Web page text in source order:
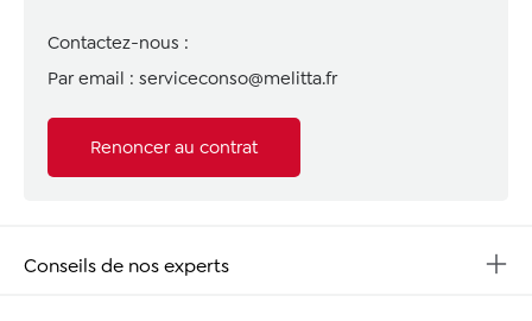
Contactez-nous :
Par email : serviceconso@melitta.fr
Renoncer au contrat
Conseils de nos experts